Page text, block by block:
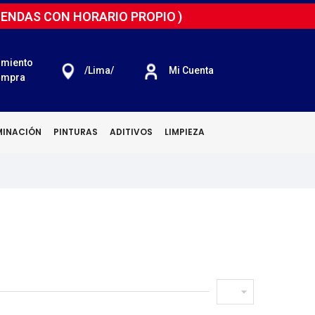
CON HORARIO PROPIO)
/lima/ Mi Cuenta
PINTURAS ADITIVOS LIMPIEZA
